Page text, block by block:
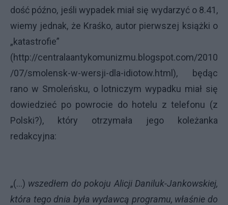
dość późno, jeśli wypadek miał się wydarzyć o 8.41,
wiemy jednak, że Kraśko, autor pierwszej książki o
„katastrofie”
(http://centralaantykomunizmu.blogspot.com/2010
/07/smolensk-w-wersji-dla-idiotow.html), będąc
rano w Smoleńsku, o lotniczym wypadku miał się
dowiedzieć po powrocie do hotelu z telefonu (z
Polski?), który otrzymała jego koleżanka
redakcyjna:
„(...) wszedłem do pokoju Alicji Daniluk-Jankowskiej,
która tego dnia była wydawcą programu, właśnie do